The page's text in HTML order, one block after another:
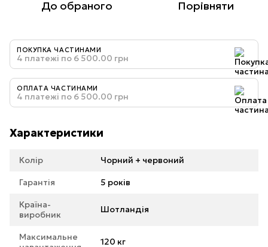
До обраного Порівняти
ПОКУПКА ЧАСТИНАМИ
4 платежі по 6 500.00 грн
ОПЛАТА ЧАСТИНАМИ
4 платежі по 6 500.00 грн
Характеристики
Колір Чорний + червоний
Гарантія 5 років
Країна-
виробник
Шотландія
Максимальне
120 кг